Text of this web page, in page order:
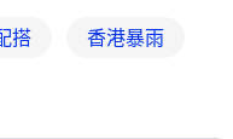
搭 香港暴雨